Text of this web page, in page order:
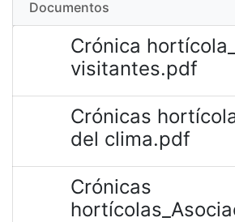
Documentos
Crónica
visitantes.pdf
Crónicas
del clima.pdf
Crónicas